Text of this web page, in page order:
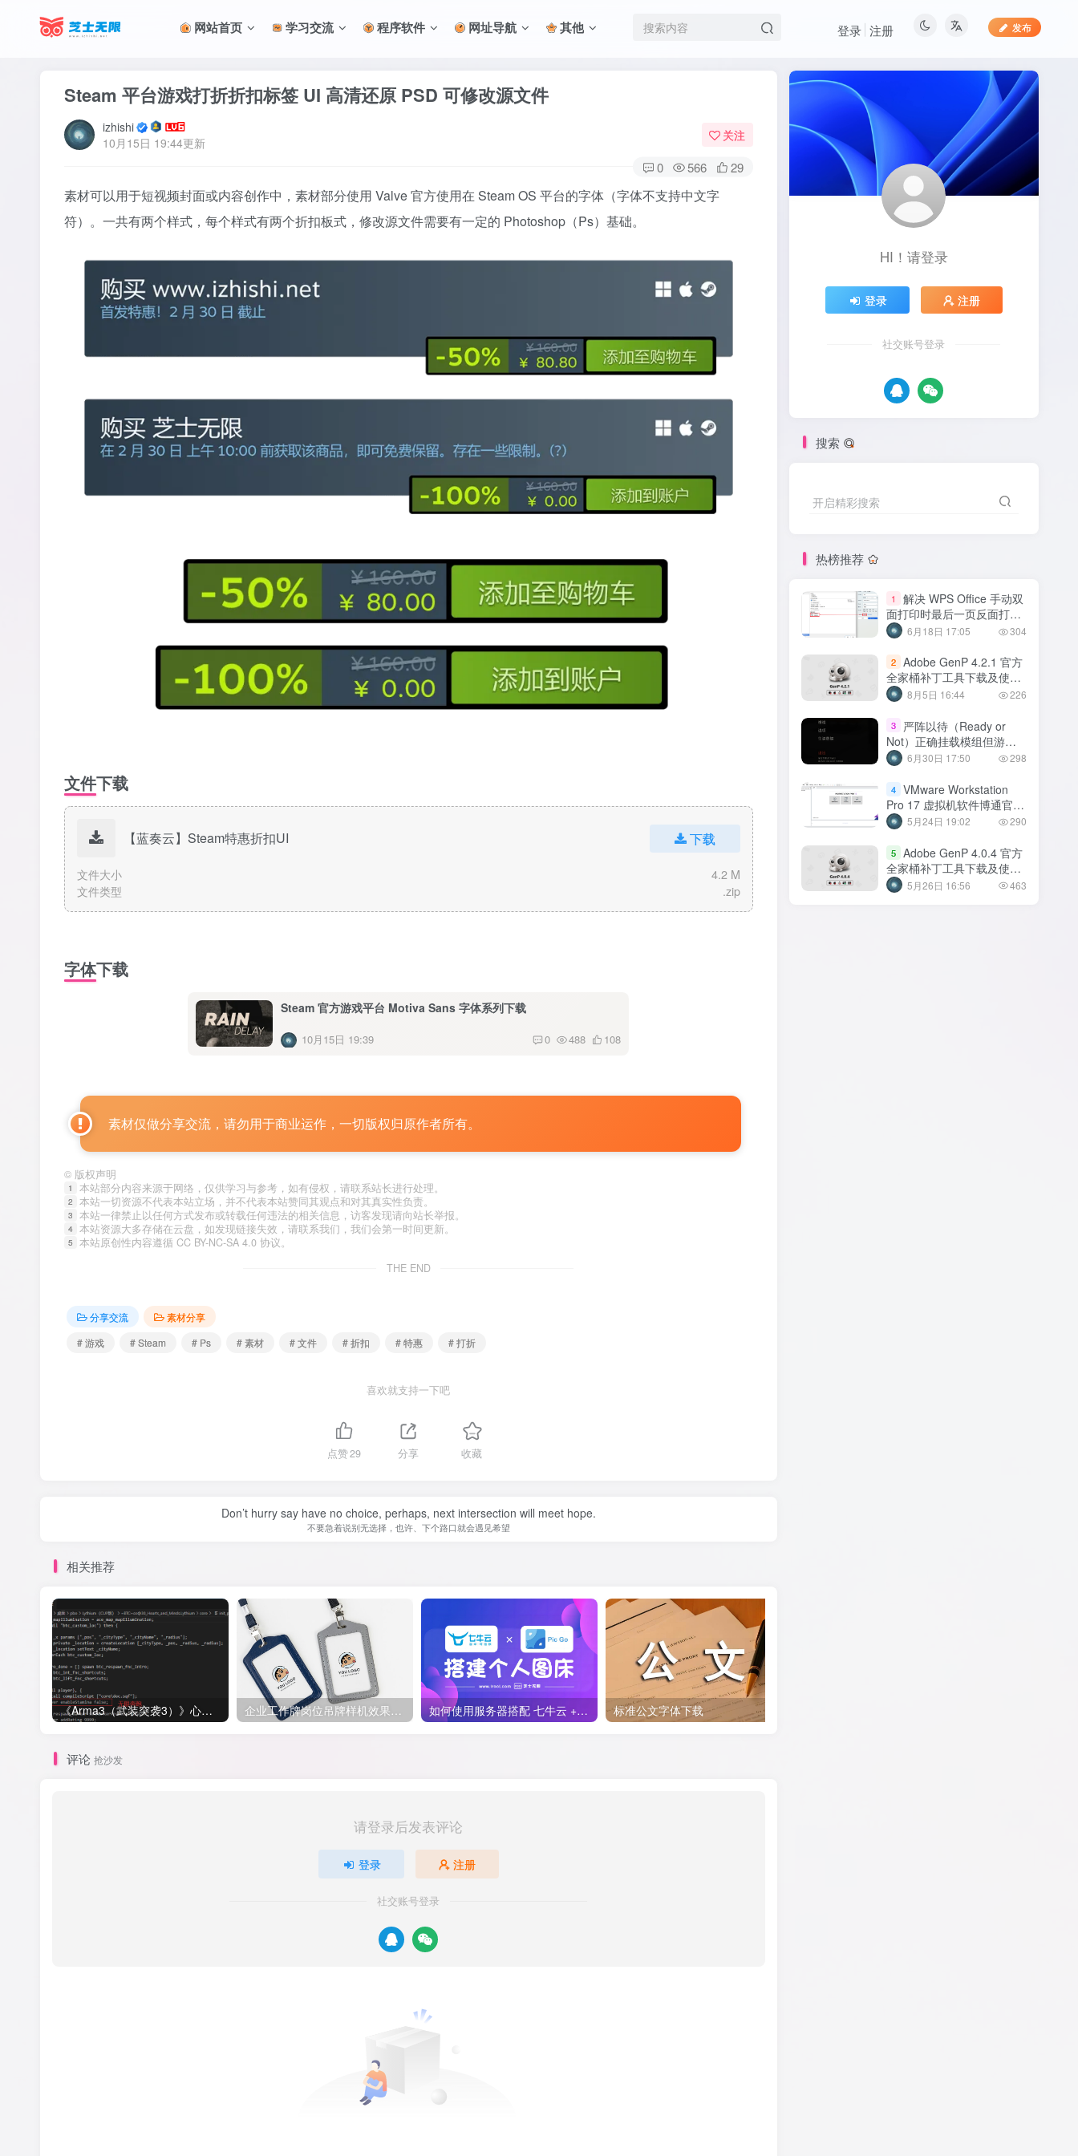
网站首页 学习交流 程序软件 网址导航 其他 发布
登录 注册
Steam 平台游戏打折折扣标签 UI 高清还原 PSD 可修改源文件
izhishi
10月15日 19:44更新
关注
0 566 29
素材可以用于短视频封面或内容创作中，素材部分使用 Valve 官方使用在 Steam OS 平台的字体（字体不支持中文字
符）。一共有两个样式，每个样式有两个折扣板式，修改源文件需要有一定的 Photoshop（Ps）基础。
文件下载
【蓝奏云】Steam特惠折扣UI 下载
文件大小
4.2 M
文件类型
.zip
字体下载
Steam 官方游戏平台 Motiva Sans 字体系列下载
10月15日 19:39 0 488 108
素材仅做分享交流，请勿用于商业运作，一切版权归原作者所有。
©版权声明
1 本站部分内容来源于网络，仅供学习与参考，如有侵权，请联系站长进行处理。
2 本站一切资源不代表本站立场，并不代表本站赞同其观点和对其真实性负责。
3 本站一律禁止以任何方式发布或转载任何违法的相关信息，访客发现请向站长举报。
4 本站资源大多存储在云盘，如发现链接失效，请联系我们，我们会第一时间更新。
5 本站原创性内容遵循 CC BY-NC-SA 4.0 协议。
THE END
分享交流
素材分享
# 游戏
# Steam # Ps # 素材 # 文件 # 折扣 # 特惠 # 打折
喜欢就支持一下吧
点赞29 分享 收藏
Don’t hurry say have no choice, perhaps, next intersection will meet hope.
不要急着说别无选择，也许、下个路口就会遇见希望
相关推荐
《Arma3（武装突袭3）》心灵与智慧（Hearts_and_Minds）任务无限体力奔跑代码 企业工作牌岗位吊牌样机效果图预览素材下载 如何使用服务器搭配 七牛云 + PicGo 搭建个人在线图床 标准公文字体下载
评论 抢沙发
请登录后发表评论
登录 注册
社交账号登录
HI！请登录
登录 注册
社交账号登录
搜索
开启精彩搜索
热榜推荐
1
解决 WPS Office 手动双
面打印时最后一页反面打印
的顺序不正确
6月18日 17:05 304
2 Adobe GenP 4.2.1 官方
全家桶补丁工具下载及使用
方法【2026年08月】
8月5日 16:44 226
3
严阵以待（Ready or
Not）正确挂载模组但游玩
时模组不生效解决方法
6月30日 17:50 298
4 VMware Workstation
Pro 17 虚拟机软件博通官网
注册下载流程
5月24日 19:02 290
5 Adobe GenP 4.0.4 官方
全家桶补丁工具下载及使用
方法【2026年05月】
5月26日 16:56 463